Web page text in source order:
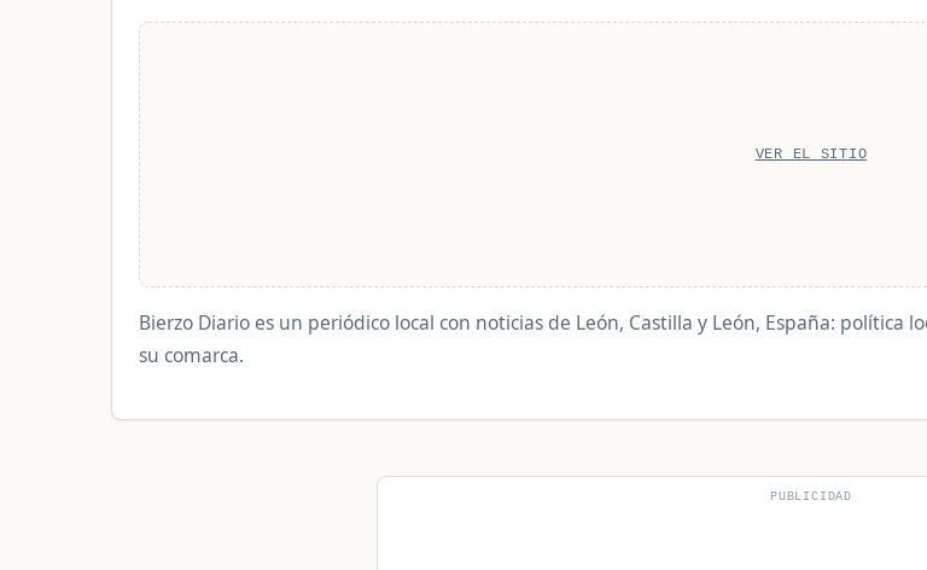
VER EL SITIO
Bierzo Diario es un periódico local con noticias de León, Castilla y León, España:
su comarca.
PUBLICIDAD